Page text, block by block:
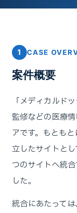
1 CASE
案件概要
「メディカルド
監修などの医療
アです。もとも
立したサイトと
つのサイトへ統
した。
統合にあたって